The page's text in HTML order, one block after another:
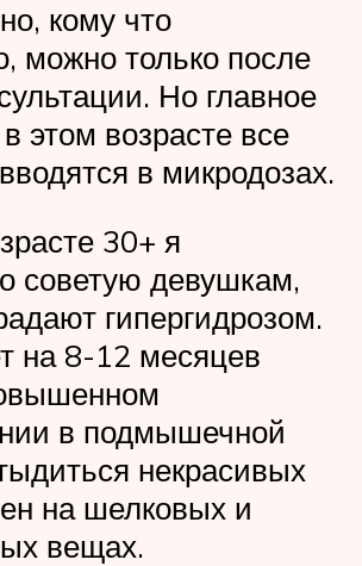
кому что
можно только после
Но главное
этом возрасте все
в микродозах.
30+ я
советую девушкам,
гипергидрозом.
на 8-12 месяцев
в подмышечной
некрасивых
на шелковых и
вещах.